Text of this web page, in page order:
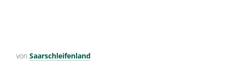
von Saarschleifenland